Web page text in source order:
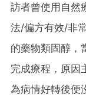
訪者曾使用自然
法/偏方有效/非
的藥物類固醇，
完成療程，原因
為病情好轉後便